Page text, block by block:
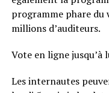
programme phare du
millions d’auditeurs.
Vote en ligne jusqu’à
Les internautes